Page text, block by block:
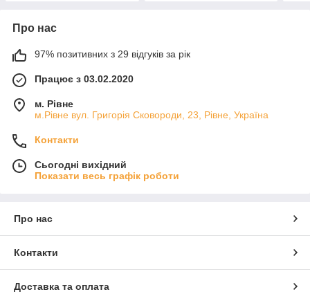
Про нас
97% позитивних з 29 відгуків за рік
Працює з 03.02.2020
м. Рівне
м.Рівне вул. Григорія Сковороди, 23, Рівне, Україна
Контакти
Сьогодні вихідний
Показати весь графік роботи
Про нас
Контакти
Доставка та оплата